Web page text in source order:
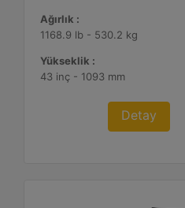
Ağırlık :
1168.9 lb - 530.2 kg
Yükseklik :
43 inç - 1093 mm
Detay